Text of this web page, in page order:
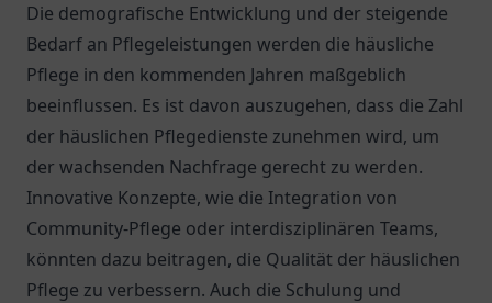
Die demografische Entwicklung und der steigende
Bedarf an Pflegeleistungen werden die häusliche
Pflege in den kommenden Jahren maßgeblich
beeinflussen. Es ist davon auszugehen, dass die Zahl
der häuslichen Pflegedienste zunehmen wird, um
der wachsenden Nachfrage gerecht zu werden.
Innovative Konzepte, wie die Integration von
Community-Pflege oder interdisziplinären Teams,
könnten dazu beitragen, die Qualität der häuslichen
Pflege zu verbessern. Auch die Schulung und